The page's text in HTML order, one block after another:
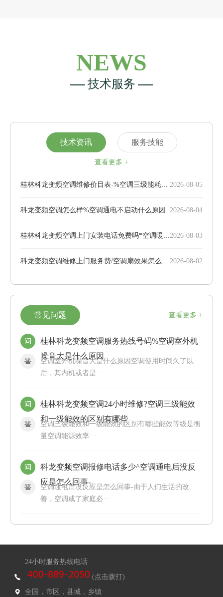
NEWS
技术服务
技术资讯 服务技能
查看更多 +
2026-08-05
桂林科龙变频空调维修价目表-%空调三级能耗与一级能耗有什么区别-空调三级能耗与一级能耗的区别
2026-08-04
科龙变频空调怎么样%空调通电不启动什么原因
2026-08-03
桂林科龙变频空调上门安装电话免费吗*空调暖风风向向哪吹好-空调暖风风向介绍
2026-08-02
科龙变频空调维修上门服务费/空调扇效果怎么样-空调扇效果介绍
常见问题 查看更多 +
桂林科龙变频空调服务热线号码%空调室外机
噪音大是什么原因
空调室外机噪音大是什么原因空调使用时间久了以
后，其内机或者是···
桂林科龙变频空调24小时维修?空调三级能效
和一级能效的区别有哪些
空调三级能效和一级能效的区别有哪些能效等级是衡
量空调能源效率···
科龙变频空调报修电话多少^空调通电后没反
应是怎么回事-
空调通电后没反应是怎么回事-由于人们生活的改
善，空调成了家庭必···
24小时服务热线电话
(点击拨打)
全国，市区，县城，乡镇